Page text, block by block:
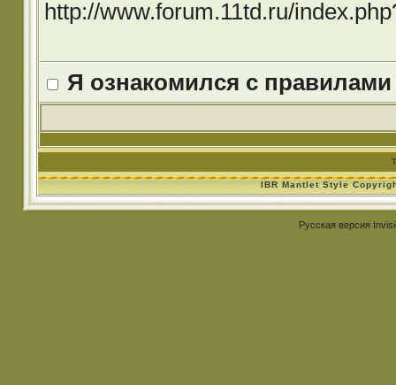
http://www.forum.11td.ru/
Я ознакомился с
IBR Mantlet Style
Русская версия